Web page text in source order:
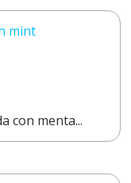
con menta...